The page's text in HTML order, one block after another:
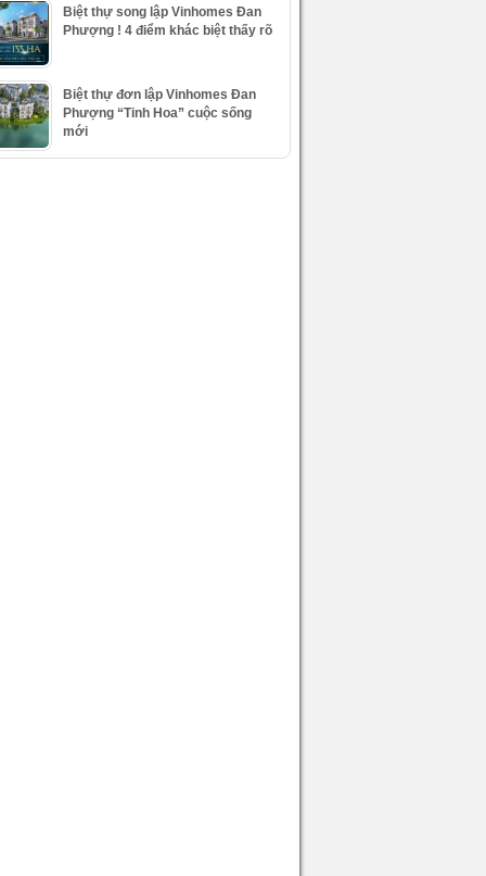
Biệt thự song lập Vinhomes Đan
Phượng ! 4 điểm khác biệt thấy rõ
Biệt thự đơn lập Vinhomes Đan
Phượng “Tinh Hoa” cuộc sống
mới